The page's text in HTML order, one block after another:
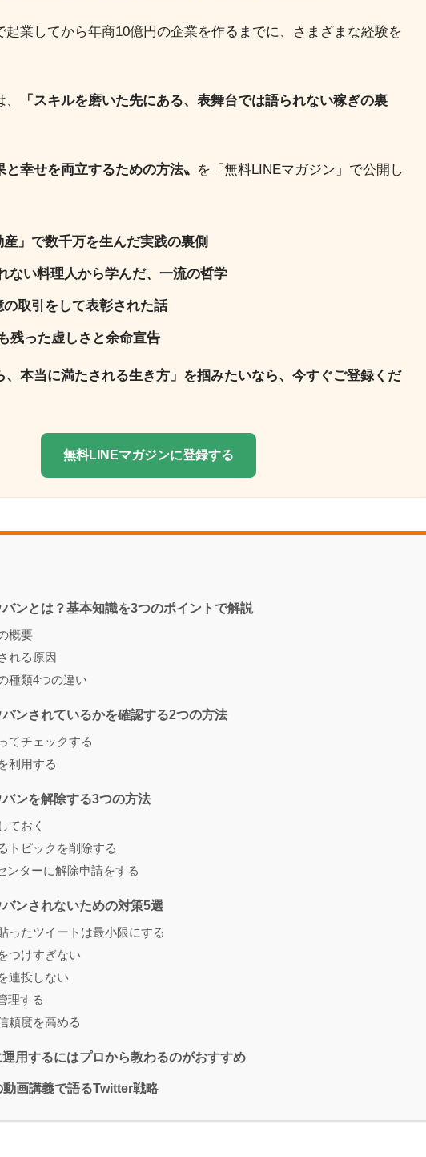
起業してから年商10億円の企業を作るまでに、さまざまな経験を
「スキルを磨いた先にある、表舞台では語られない稼ぎの裏
と幸せを両立するための方法〟 を「無料LINEマガジン」で公開し
産」で数千万を生んだ実践の裏側
ない料理人から学んだ、一流の哲学
取引をして表彰された話
残った虚しさと余命宣告
、本当に満たされる生き方」を掴みたいなら、今すぐご登録くだ
無料LINEマガジンに登録する
ンとは？基本知識を3つのポイントで解説
概要
れる原因
種類4つの違い
ンされているかを確認する2つの方法
てチェックする
利用する
ンを解除する3つの方法
ておく
トピックを削除する
ンターに解除申請をする
ンされないための対策5選
ったツイートは最小限にする
つけすぎない
連投しない
理する
頼度を高める
用するにはプロから教わるのがおすすめ
画講義で語るTwitter戦略